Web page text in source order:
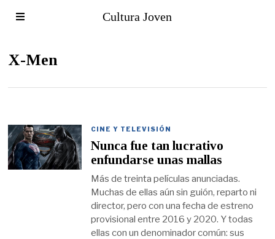
Cultura Joven
X-Men
CINE Y TELEVISIÓN
Nunca fue tan lucrativo
enfundarse unas mallas
Más de treinta películas anunciadas.
Muchas de ellas aún sin guión, reparto ni
director, pero con una fecha de estreno
provisional entre 2016 y 2020. Y todas
ellas con un denominador común: sus